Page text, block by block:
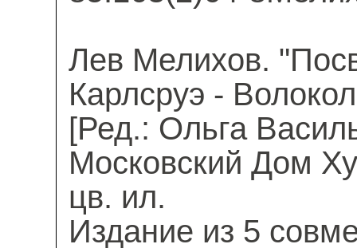
Лев Мелихов.
Карлсруэ -
[Ред.: Ольга
Московский Дом
цв. ил.
Издание из 5